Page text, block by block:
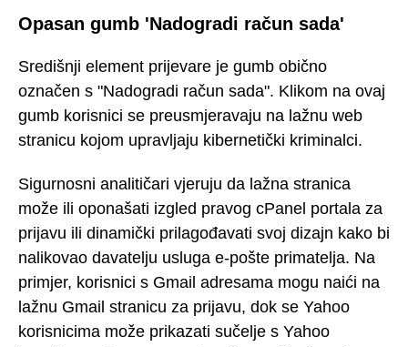
Opasan gumb 'Nadogradi račun sada'
Središnji element prijevare je gumb obično
označen s "Nadogradi račun sada". Klikom na ovaj
gumb korisnici se preusmjeravaju na lažnu web
stranicu kojom upravljaju kibernetički kriminalci.
Sigurnosni analitičari vjeruju da lažna stranica
može ili oponašati izgled pravog cPanel portala za
prijavu ili dinamički prilagođavati svoj dizajn kako bi
nalikovao davatelju usluga e-pošte primatelja. Na
primjer, korisnici s Gmail adresama mogu naići na
lažnu Gmail stranicu za prijavu, dok se Yahoo
korisnicima može prikazati sučelje s Yahoo